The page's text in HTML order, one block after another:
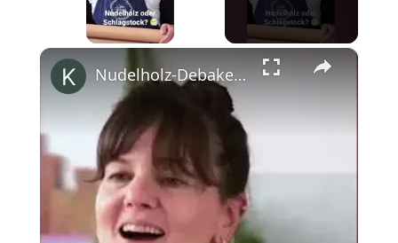
×
Nudelholz-Debakel am Flughafen mit Cynthia Barcomi #shorts